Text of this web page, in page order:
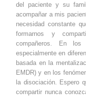
del paciente y su
acompañar a mis
necesidad constante
formarnos y
compañeros. En
especialmente en
basada en la
EMDR) y en los
la disociación. Espero
compartir nunca